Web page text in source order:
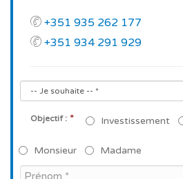
+351 935 262 177
+351 934 291 929
Objectif : * Investissement
Monsieur Madame